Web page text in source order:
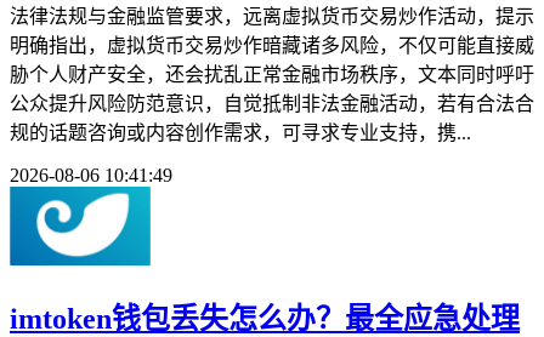
法律法规与金融监管要求，远离虚拟货币交易炒作活动，提示
明确指出，虚拟货币交易炒作暗藏诸多风险，不仅可能直接威
胁个人财产安全，还会扰乱正常金融市场秩序，文本同时呼吁
公众提升风险防范意识，自觉抵制非法金融活动，若有合法合
规的话题咨询或内容创作需求，可寻求专业支持，携...
2026-08-06 10:41:49
imtoken钱包丢失怎么办？最全应急处理